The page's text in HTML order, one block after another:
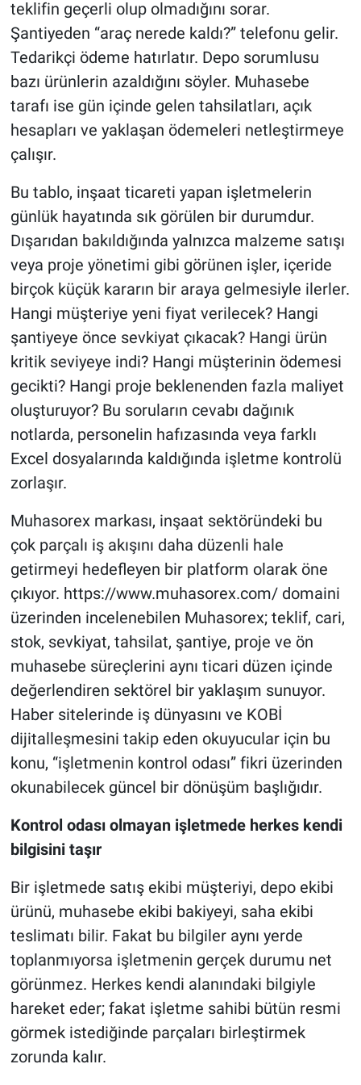
teklifin geçerli olup olmadığını sorar.
Şantiyeden “araç nerede kaldı?” telefonu gelir.
Tedarikçi ödeme hatırlatır. Depo sorumlusu
bazı ürünlerin azaldığını söyler. Muhasebe
tarafı ise gün içinde gelen tahsilatları, açık
hesapları ve yaklaşan ödemeleri netleştirmeye
çalışır.
Bu tablo, inşaat ticareti yapan işletmelerin
günlük hayatında sık görülen bir durumdur.
Dışarıdan bakıldığında yalnızca malzeme satışı
veya proje yönetimi gibi görünen işler, içeride
birçok küçük kararın bir araya gelmesiyle ilerler.
Hangi müşteriye yeni fiyat verilecek? Hangi
şantiyeye önce sevkiyat çıkacak? Hangi ürün
kritik seviyeye indi? Hangi müşterinin ödemesi
gecikti? Hangi proje beklenenden fazla maliyet
oluşturuyor? Bu soruların cevabı dağınık
notlarda, personelin hafızasında veya farklı
Excel dosyalarında kaldığında işletme kontrolü
zorlaşır.
Muhasorex markası, inşaat sektöründeki bu
çok parçalı iş akışını daha düzenli hale
getirmeyi hedefleyen bir platform olarak öne
çıkıyor. https://www.muhasorex.com/ domaini
üzerinden incelenebilen Muhasorex; teklif, cari,
stok, sevkiyat, tahsilat, şantiye, proje ve ön
muhasebe süreçlerini aynı ticari düzen içinde
değerlendiren sektörel bir yaklaşım sunuyor.
Haber sitelerinde iş dünyasını ve KOBİ
dijitalleşmesini takip eden okuyucular için bu
konu, “işletmenin kontrol odası” fikri üzerinden
okunabilecek güncel bir dönüşüm başlığıdır.
Kontrol odası olmayan işletmede herkes kendi
bilgisini taşır
Bir işletmede satış ekibi müşteriyi, depo ekibi
ürünü, muhasebe ekibi bakiyeyi, saha ekibi
teslimatı bilir. Fakat bu bilgiler aynı yerde
toplanmıyorsa işletmenin gerçek durumu net
görünmez. Herkes kendi alanındaki bilgiyle
hareket eder; fakat işletme sahibi bütün resmi
görmek istediğinde parçaları birleştirmek
zorunda kalır.
HABERDE İNSAN
POLİTİKA
SPOR
MAGAZİN
Bilim, Teknoloji